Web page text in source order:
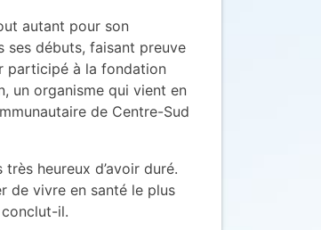
autant pour son
ses débuts, faisant preuve
participé à la fondation
un organisme qui vient en
de Centre-Sud
heureux d’avoir duré.
de vivre en santé le plus
il.